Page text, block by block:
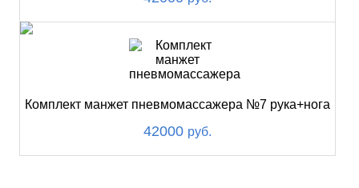
Комплект манжет пневмомассажера №7 рука+нога
42000 руб.